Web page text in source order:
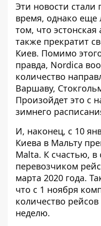
Эти новости стали
время, однако еще
том, что
также прекратит
Киев. Помимо
правда, Nordica
количество
Варшаву,
Произойдет это с
зимнего
И, наконец, с 10
Киева в Мальту
Malta. К счастью, в
перевозчиком
марта 2020 года.
что с 1 ноября
количество
неделю.